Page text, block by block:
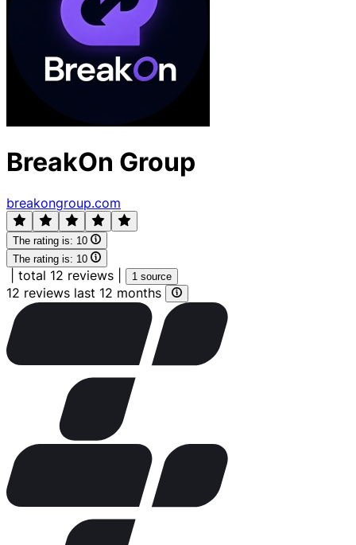
BreakOn Group
breakongroup.com
The rating is: 10
The rating is: 10
total 12 reviews 1 source
12 reviews last 12 months